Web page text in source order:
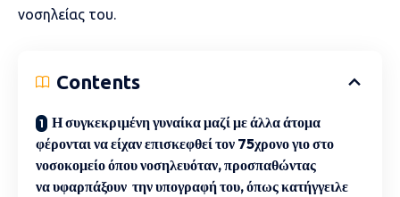
νοσηλείας του.
Contents
Η συγκεκριμένη γυναίκα μαζί με άλλα άτομα
φέρονται να είχαν επισκεφθεί τον 75χρονο γιο στο
νοσοκομείο όπου νοσηλευόταν, προσπαθώντας
να υφαρπάξουν την υπογραφή του, όπως κατήγγειλε